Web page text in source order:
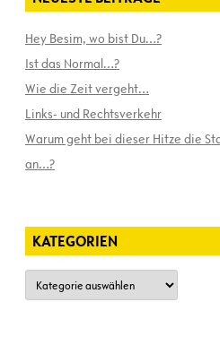
Hey Besim, wo bist Du…?
Ist das Normal…?
Wie die Zeit vergeht…
Links- und Rechtsverkehr
Warum geht bei dieser Hitze die
an…?
KATEGORIEN
Kategorien